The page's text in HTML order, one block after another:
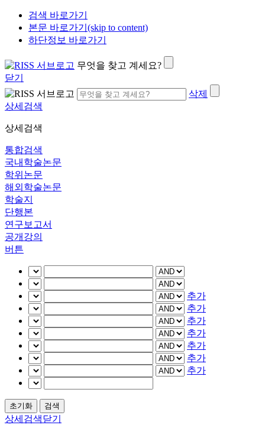
검색 바로가기
본문 바로가기(skip to content)
하단정보 바로가기
무엇을 찾고 계세요?
닫기
삭제
상세검색
상세검색
통합검색
국내학술논문
학위논문
해외학술논문
학술지
단행본
연구보고서
공개강의
버튼
추가
추가
추가
추가
추가
추가
추가
상세검색닫기